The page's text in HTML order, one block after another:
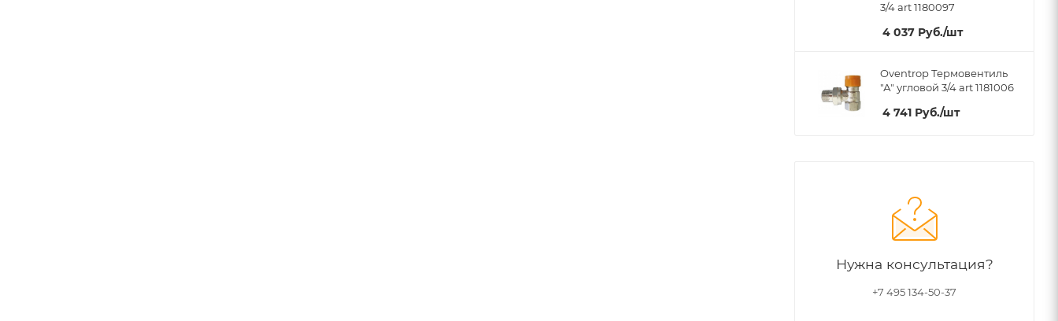
3/4 art 1180097
4 037 Руб./шт
Oventrop Термовентиль
"А" угловой 3/4 art 1181006
4 741 Руб./шт
Нужна консультация?
+7 495 134-50-37